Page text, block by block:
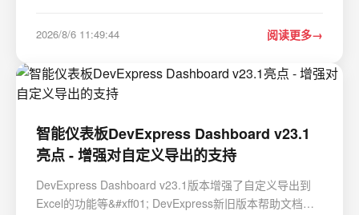
https://gitcode.com/gh_mirrors/pu/puppet-padlocal
Wechaty Puppet PadLocal是一款基于Pad协议的微信…
2026/8/6 11:49:44 阅读更多
智能仪表板DevExpress Dashboard v23.1
亮点 - 增强对自定义导出的支持
DevExpress Dashboard v23.1版本增强了自定义导出到
Excel的功能等&#xff01; DevExpress新旧版本帮助文档获